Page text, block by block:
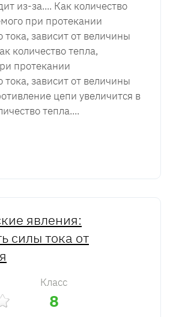
из-за.... Как количество
при протекании
тока, зависит от величины
количество тепла,
протекании
тока, зависит от величины
цепи увеличится в
тепла....
явления:
силы тока от
Класс
8